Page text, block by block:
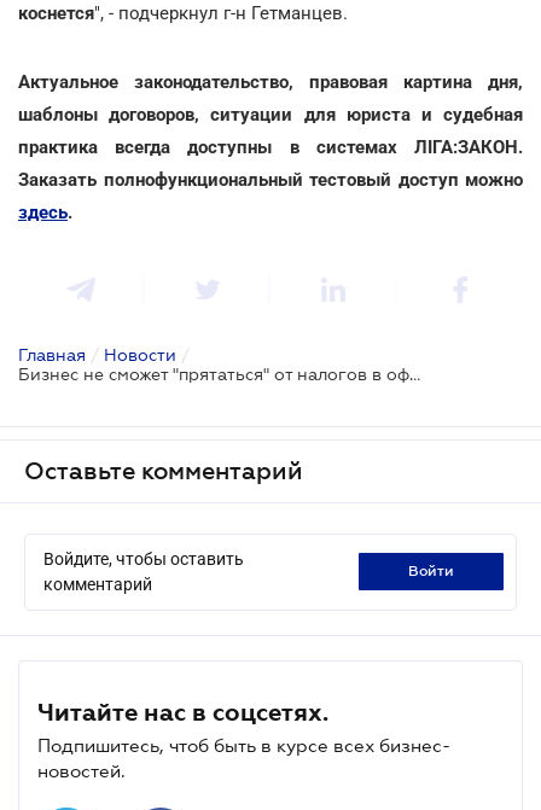
коснется", - подчеркнул г-н Гетманцев.
Актуальное законодательство, правовая картина дня,
шаблоны договоров, ситуации для юриста и судебная
практика всегда доступны в системах ЛІГА:ЗАКОН.
Заказать полнофункциональный тестовый доступ можно
здесь.
Главная / Новости /
Бизнес не сможет "прятаться" от налогов в оффшорах: законопроект № 1210
Оставьте комментарий
Войдите, чтобы оставить
комментарий
войти
Читайте нас в соцсетях.
Подпишитесь, чтоб быть в курсе всех бизнес-
новостей.